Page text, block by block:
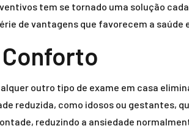
tem se tornado uma solução
de vantagens que favorecem a
outro tipo de exame em casa
reduzida, como idosos ou gestantes,
reduzindo a ansiedade